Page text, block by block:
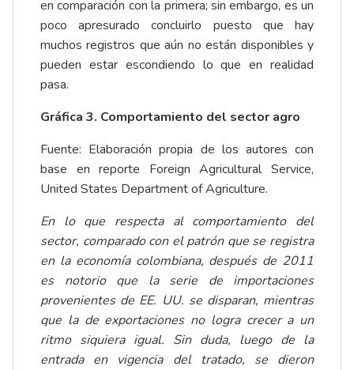
en comparación con la primera; sin embargo, es un
poco apresurado concluirlo puesto que hay
muchos registros que aún no están disponibles y
pueden estar escondiendo lo que en realidad
pasa.
Gráfica 3. Comportamiento del sector agro
Fuente: Elaboración propia de los autores con
base en reporte Foreign Agricultural Service,
United States Department of Agriculture.
En lo que respecta al comportamiento del
sector, comparado con el patrón que se registra
en la economía colombiana, después de 2011
es notorio que la serie de importaciones
provenientes de EE. UU. se disparan, mientras
que la de exportaciones no logra crecer a un
ritmo siquiera igual. Sin duda, luego de la
entrada en vigencia del tratado, se dieron